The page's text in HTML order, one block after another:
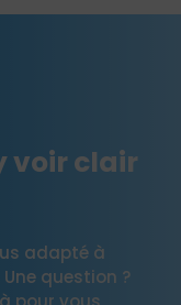
voir clair
adapté à
question ?